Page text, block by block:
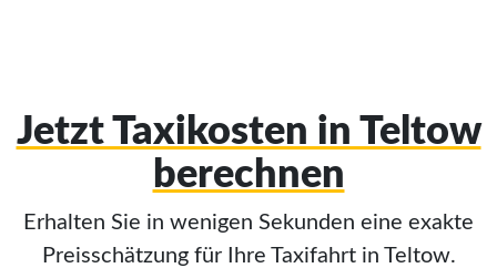
Jetzt Taxikosten in Teltow
berechnen
Erhalten Sie in wenigen Sekunden eine exakte
Preisschätzung für Ihre Taxifahrt in Teltow.